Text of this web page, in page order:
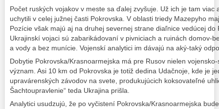
Počet ruských vojakov v meste sa ďalej zvyšuje. Už ich je tam viac
uchytili v celej južnej časti Pokrovska. V oblasti triedy Mazepyho
Pozície však majú aj na druhej severnej strane diaľnice vedúcej do
Ukrajinskí vojaci sú zabarikádovaní v pivniciach a ruinách domov-
a vody a bez munície. Vojenskí analytici im dávajú na aký-taký
Dobytie Pokrovska/Krasnoarmejska má pre Rusov nielen
význam. Asi 10 km od Pokrovska je totiž dedina Udačnoje, kde je
upravárenských závodov na svete, produkujúcich koksovateľné
Šachtoupravlenie“ teda Ukrajina prišla.
Analytici usudzujú, že po vyčistení Pokrovska/Krasnoarmejska